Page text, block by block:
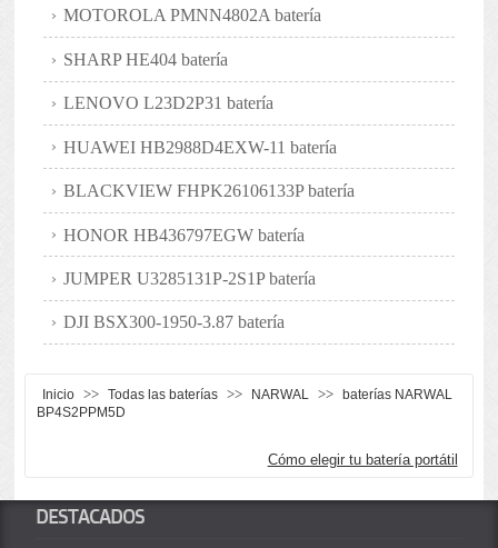
MOTOROLA PMNN4802A batería
SHARP HE404 batería
LENOVO L23D2P31 batería
HUAWEI HB2988D4EXW-11 batería
BLACKVIEW FHPK26106133P batería
HONOR HB436797EGW batería
JUMPER U3285131P-2S1P batería
DJI BSX300-1950-3.87 batería
Inicio >> Todas las baterías >> NARWAL >>
baterías NARWAL
BP4S2PPM5D
Cómo elegir tu batería portátil
DESTACADOS